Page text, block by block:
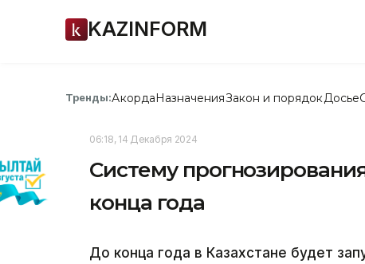
KAZINFORM
Тренды:АкордаНазначенияЗакон и порядок Досье
06:18, 14 Декабря 2024
Систему
конца года
До конца года в Казахстане будет